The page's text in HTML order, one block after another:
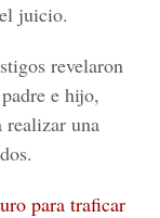
juicio.
revelaron
e hijo,
realizar una
para traficar